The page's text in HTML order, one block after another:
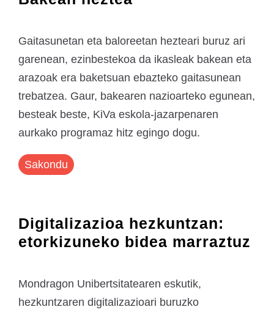
Gaitasunetan eta baloreetan hezteari buruz ari
garenean, ezinbestekoa da ikasleak bakean eta
arazoak era baketsuan ebazteko gaitasunean
trebatzea. Gaur, bakearen nazioarteko egunean,
besteak beste, KiVa eskola-jazarpenaren
aurkako programaz hitz egingo dogu.
Sakondu
Digitalizazioa hezkuntzan:
etorkizuneko bidea marraztuz
Mondragon Unibertsitatearen eskutik,
hezkuntzaren digitalizazioari buruzko